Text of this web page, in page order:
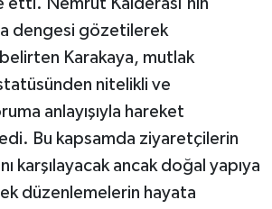
dengesi gözetilerek
Karakaya, mutlak
nitelikli ve
anlayışıyla hareket
Bu kapsamda ziyaretçilerin
karşılayacak ancak doğal yapıya
düzenlemelerin hayata